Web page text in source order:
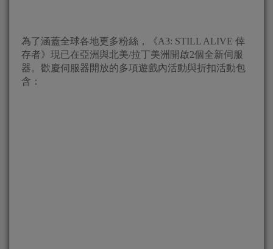
為了涵蓋全球各地更多粉絲，《A3: STILL ALIVE 倖
存者》現已在亞洲與北美/拉丁美洲開啟2個全新伺服
器。歡慶伺服器開放的多項遊戲內活動與折扣活動包
含：